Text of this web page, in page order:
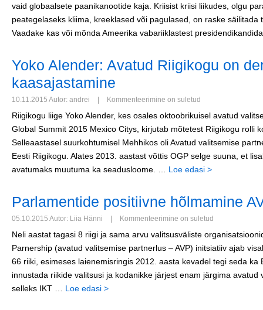
vaid globaalsete paanikanootide kaja. Kriisist kriisi liikudes, olgu
peategelaseks kliima, kreeklased või pagulased, on raske säilitada
Vaadake kas või mõnda Ameerika vabariiklastest
Yoko Alender: Avatud Riigikogu on
kaasajastamine
10.11.2015 Autor: andrei Kommenteerimine on suletud
Riigikogu liige Yoko Alender, kes osales oktoobrikuisel avatud
Global Summit 2015 Mexico Citys, kirjutab mõtetest Riigikogu rolli
Selleaastasel suurkohtumisel Mehhikos oli Avatud valitsemise
Eesti Riigikogu. Alates 2013. aastast võttis OGP selge suuna, et
avatumaks muutuma ka seadusloome. … Loe edasi >
Parlamentide positiivne hõlmamine
05.10.2015 Autor: Liia Hänni Kommenteerimine on suletud
Neli aastat tagasi 8 riigi ja sama arvu valitsusväliste
Parnership (avatud valitsemise partnerlus – AVP) initsiatiiv ajab
66 riiki, esimeses laienemisringis 2012. aasta kevadel tegi seda ka
innustada riikide valitsusi ja kodanikke järjest enam järgima avatud
selleks IKT … Loe edasi >